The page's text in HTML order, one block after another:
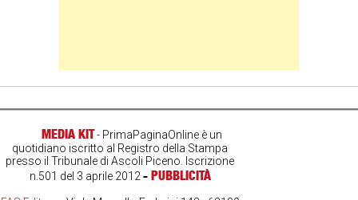
MEDIA KIT- PrimaPaginaOnline è un
quotidiano iscritto al Registro della Stampa
presso il Tribunale di Ascoli Piceno. Iscrizione
n.501 del 3 aprile 2012- PUBBLICITÀ